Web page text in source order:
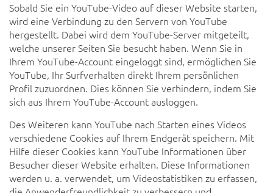
Sobald Sie ein YouTube-Video auf dieser Website starten,
wird eine Verbindung zu den Servern von YouTube
hergestellt. Dabei wird dem YouTube-Server mitgeteilt,
welche unserer Seiten Sie besucht haben. Wenn Sie in
Ihrem YouTube-Account eingeloggt sind, ermöglichen Sie
YouTube, Ihr Surfverhalten direkt Ihrem persönlichen
Profil zuzuordnen. Dies können Sie verhindern, indem Sie
sich aus Ihrem YouTube-Account ausloggen.
Des Weiteren kann YouTube nach Starten eines Videos
verschiedene Cookies auf Ihrem Endgerät speichern. Mit
Hilfe dieser Cookies kann YouTube Informationen über
Besucher dieser Website erhalten. Diese Informationen
werden u. a. verwendet, um Videostatistiken zu erfassen,